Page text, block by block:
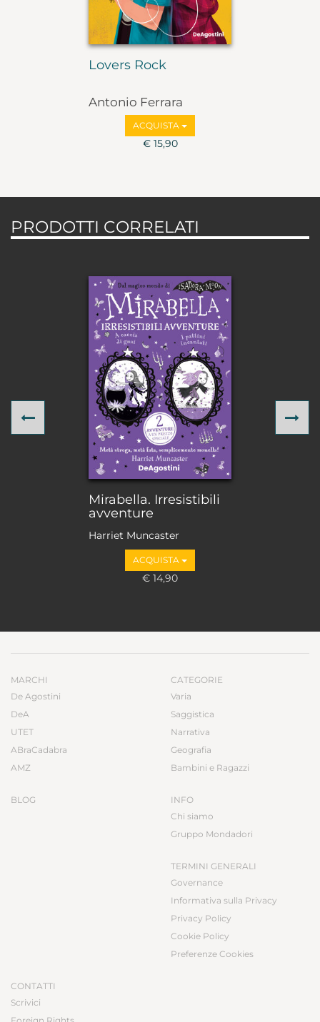
Lovers Rock
Antonio Ferrara
ACQUISTA
€ 15,90
PRODOTTI CORRELATI
Mirabella. Irresistibili
avventure
Harriet Muncaster
ACQUISTA
€ 14,90
Previous
MARCHI
De Agostini
DeA
UTET
ABraCadabra
AMZ
BLOG
CATEGORIE
Varia
Saggistica
Narrativa
Geografia
Bambini e Ragazzi
INFO
Chi siamo
Gruppo Mondadori
TERMINI GENERALI
Governance
Informativa sulla Privacy
Privacy Policy
Cookie Policy
Preferenze Cookies
CONTATTI
Scrivici